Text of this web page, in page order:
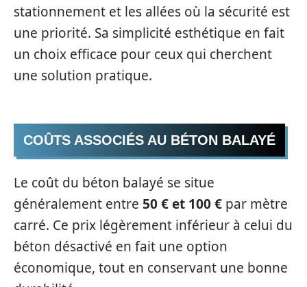
stationnement et les allées où la sécurité est
une priorité. Sa simplicité esthétique en fait
un choix efficace pour ceux qui cherchent
une solution pratique.
COÛTS ASSOCIÉS AU BÉTON BALAYÉ
Le coût du béton balayé se situe
généralement entre 50 € et 100 € par mètre
carré. Ce prix légèrement inférieur à celui du
béton désactivé en fait une option
économique, tout en conservant une bonne